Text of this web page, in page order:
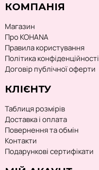
КОМПАНІЯ
Магазин
Про KOHANA
Правила користування
Політика конфіденційності
Договір публічної оферти
КЛІЄНТУ
Таблиця розмірів
Доставка і оплата
Повернення та обмін
Контакти
Подарункові сертифікати